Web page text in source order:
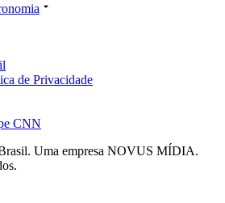
de Privacidade
CNN
Uma empresa NOVUS MÍDIA.